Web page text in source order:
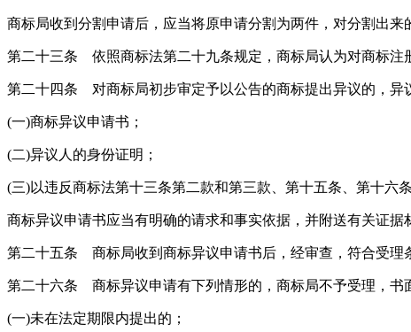
商标局收到分割申请后，应当将原申请分割为两件，对分割出来
第二十三条 依照商标法第二十九条规定，商标局认为对商标注
第二十四条 对商标局初步审定予以公告的商标提出异议的，异
(一)商标异议申请书；
(二)异议人的身份证明；
(三)以违反商标法第十三条第二款和第三款、第十五条、第十六
商标异议申请书应当有明确的请求和事实依据，并附送有关证据
第二十五条 商标局收到商标异议申请书后，经审查，符合受理
第二十六条 商标异议申请有下列情形的，商标局不予受理，书
(一)未在法定期限内提出的；